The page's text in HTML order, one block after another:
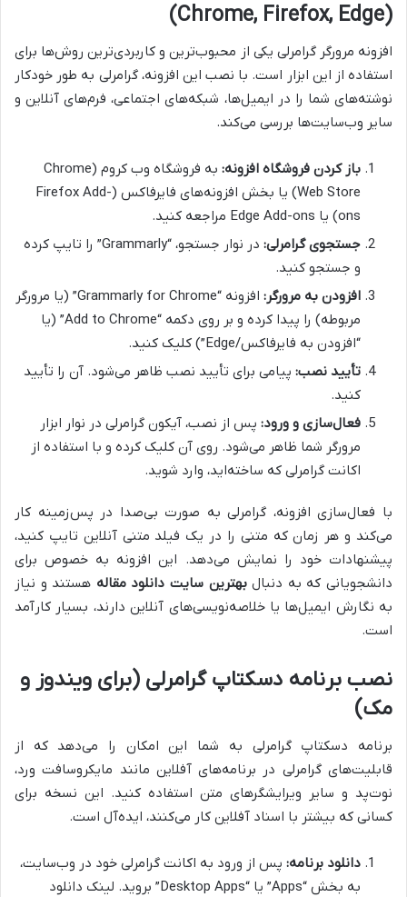
(Chrome, Firefox, Edge)
افزونه مرورگر گرامرلی یکی از محبوب‌ترین و کاربردی‌ترین روش‌ها برای
استفاده از این ابزار است. با نصب این افزونه، گرامرلی به طور خودکار
نوشته‌های شما را در ایمیل‌ها، شبکه‌های اجتماعی، فرم‌های آنلاین و
سایر وب‌سایت‌ها بررسی می‌کند.
باز کردن فروشگاه افزونه:
به فروشگاه وب کروم (Chrome
Web Store) یا بخش افزونه‌های فایرفاکس (Firefox Add-
ons) یا Edge Add-ons مراجعه کنید.
جستجوی گرامرلی:
در نوار جستجو، “Grammarly” را تایپ کرده
و جستجو کنید.
افزودن به مرورگر:
افزونه “Grammarly for Chrome” (یا مرورگر
مربوطه) را پیدا کرده و بر روی دکمه “Add to Chrome” (یا
“افزودن به فایرفاکس/Edge”) کلیک کنید.
تأیید نصب: پیامی برای تأیید نصب ظاهر می‌شود. آن را تأیید
کنید.
فعال‌سازی و ورود: پس از نصب، آیکون گرامرلی در نوار ابزار
مرورگر شما ظاهر می‌شود. روی آن کلیک کرده و با استفاده از
اکانت گرامرلی که ساخته‌اید، وارد شوید.
با فعال‌سازی افزونه، گرامرلی به صورت بی‌صدا در پس‌زمینه کار
می‌کند و هر زمان که متنی را در یک فیلد متنی آنلاین تایپ کنید،
پیشنهادات خود را نمایش می‌دهد. این افزونه به خصوص برای
دانشجویانی که به دنبالبهترین سایت دانلود مقاله هستند و نیاز
به نگارش ایمیل‌ها یا خلاصه‌نویسی‌های آنلاین دارند، بسیار کارآمد
است.
نصب برنامه دسکتاپ گرامرلی (برای ویندوز و
مک)
برنامه دسکتاپ گرامرلی به شما این امکان را می‌دهد که از
قابلیت‌های گرامرلی در برنامه‌های آفلاین مانند مایکروسافت ورد،
نوت‌پد و سایر ویرایشگرهای متن استفاده کنید. این نسخه برای
کسانی که بیشتر با اسناد آفلاین کار می‌کنند، ایده‌آل است.
دانلود برنامه: پس از ورود به اکانت گرامرلی خود در وب‌سایت،
به بخش “Apps” یا “Desktop Apps” بروید. لینک دانلود